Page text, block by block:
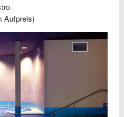
Aufpreis)